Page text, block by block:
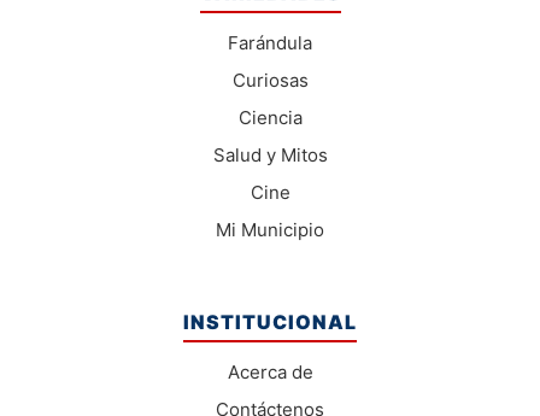
Farándula
Curiosas
Ciencia
Salud y Mitos
Cine
Mi Municipio
INSTITUCIONAL
Acerca de
Contáctenos